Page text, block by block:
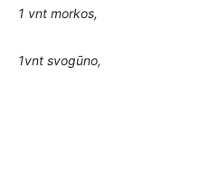
1 vnt morkos,
1vnt svogūno,